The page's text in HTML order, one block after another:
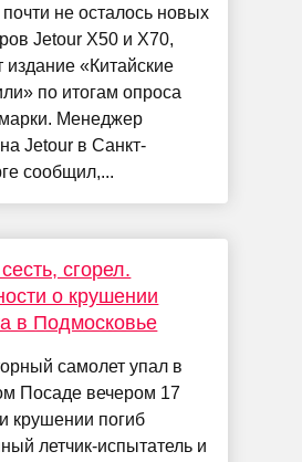
не осталось новых
Jetour X50 и X70,
издание «Китайские
по итогам опроса
Менеджер
Jetour в Санкт-
сообщил,...
сгорел.
о крушении
в Подмосковье
самолет упал в
Посаде вечером 17
крушении погиб
летчик-испытатель и